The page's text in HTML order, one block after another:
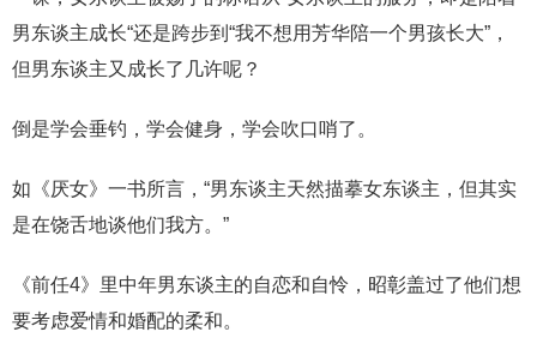
男东谈主成长“还是跨步到“我不想用芳华陪一个男孩长大”，
但男东谈主又成长了几许呢？
倒是学会垂钓，学会健身，学会吹口哨了。
如《厌女》一书所言，“男东谈主天然描摹女东谈主，但其实
是在饶舌地谈他们我方。”
《前任4》里中年男东谈主的自恋和自怜，昭彰盖过了他们想
要考虑爱情和婚配的柔和。